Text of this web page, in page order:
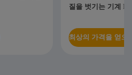
질을 벗기는 기계
최상의 가격을 얻으